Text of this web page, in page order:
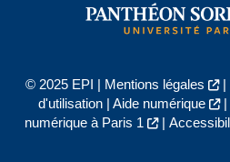
© 2025 EPI | Mentions légales |
d'utilisation| Aide numérique |
numérique à Paris 1
|